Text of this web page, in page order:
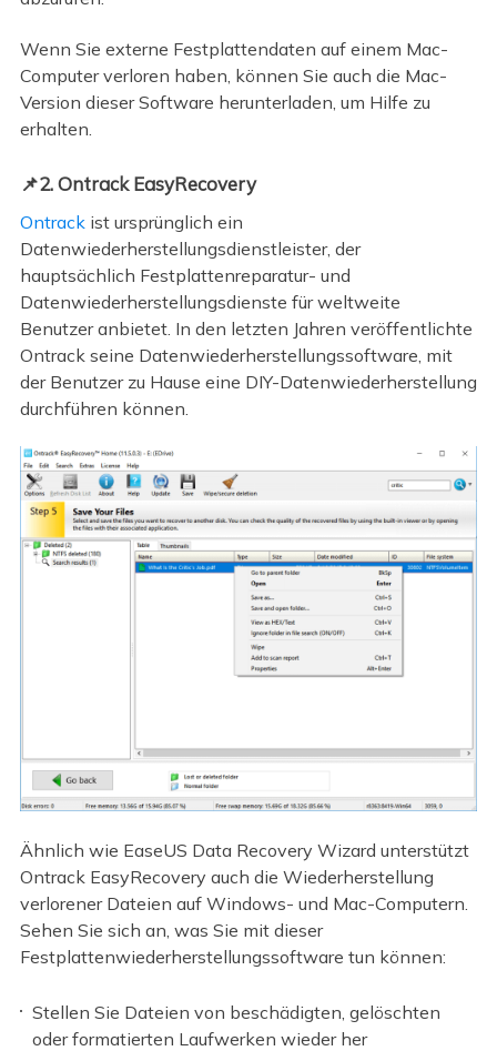
Wenn Sie externe Festplattendaten auf einem Mac-
Computer verloren haben, können Sie auch die Mac-
Version dieser Software herunterladen, um Hilfe zu
erhalten.
📌2. Ontrack EasyRecovery
Ontrackist ursprünglich ein
Datenwiederherstellungsdienstleister, der
hauptsächlich Festplattenreparatur- und
Datenwiederherstellungsdienste für weltweite
Benutzer anbietet. In den letzten Jahren veröffentlichte
Ontrack seine Datenwiederherstellungssoftware, mit
der Benutzer zu Hause eine DIY-Datenwiederherstellung
durchführen können.
Ähnlich wie EaseUS Data Recovery Wizard unterstützt
Ontrack EasyRecovery auch die Wiederherstellung
verlorener Dateien auf Windows- und Mac-Computern.
Sehen Sie sich an, was Sie mit dieser
Festplattenwiederherstellungssoftware tun können:
Stellen Sie Dateien von beschädigten, gelöschten
oder formatierten Laufwerken wieder her